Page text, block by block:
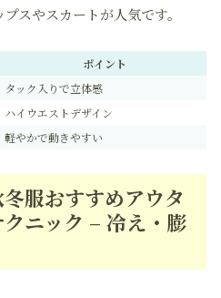
スやスカートが人気です。
ポイント
タック入りで立体感
ハイウエストデザイン
軽やかで動きやすい
服おすすめアウタ
ニック – 冷え・膨